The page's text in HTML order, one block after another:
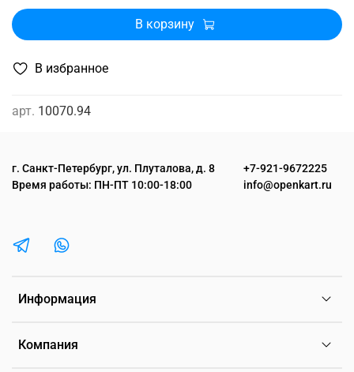
В избранное
арт. 10070.94
В корзину
Информация
Компания
г. Санкт-Петербург, ул. Плуталова, д. 8
Время работы: ПН-ПТ 10:00-18:00
+7-921-9672225
info@openkart.ru